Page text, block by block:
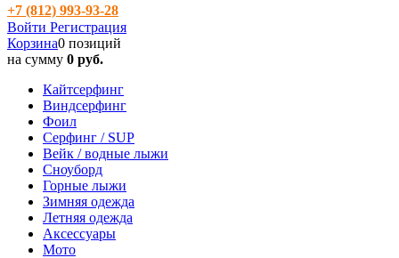
+7 (812) 993-93-28
Войти Регистрация
Корзина0 позиций
на сумму 0 руб.
Кайтсерфинг
Виндсерфинг
Фоил
Серфинг / SUP
Вейк / водные лыжи
Сноуборд
Горные лыжи
Зимняя одежда
Летняя одежда
Аксессуары
Мото